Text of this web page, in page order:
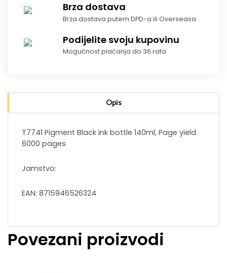
Brza dostava
Brza dostava putem DPD-a ili Overseasa
Podijelite svoju kupovinu
Mogućnost plaćanja do 36 rata
Opis
T7741 Pigment Black ink bottle 140ml, Page yield
6000 pages
Jamstvo:
EAN: 8715946526324
Povezani proizvodi